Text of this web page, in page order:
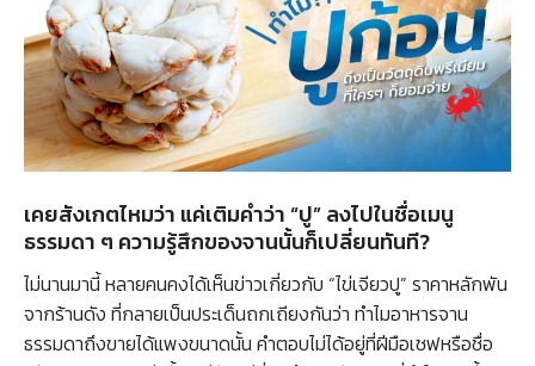
เคยสังเกตไหมว่า แค่เติมคำว่า “ปู” ลงไปในชื่อเมนู
ธรรมดา ๆ ความรู้สึกของจานนั้นก็เปลี่ยนทันที?
ไม่นานมานี้ หลายคนคงได้เห็นข่าวเกี่ยวกับ “ไข่เจียวปู” ราคาหลักพัน
จากร้านดัง ที่กลายเป็นประเด็นถกเถียงกันว่า ทำไมอาหารจาน
ธรรมดาถึงขายได้แพงขนาดนั้น คำตอบไม่ได้อยู่ที่ฝีมือเชฟหรือชื่อ